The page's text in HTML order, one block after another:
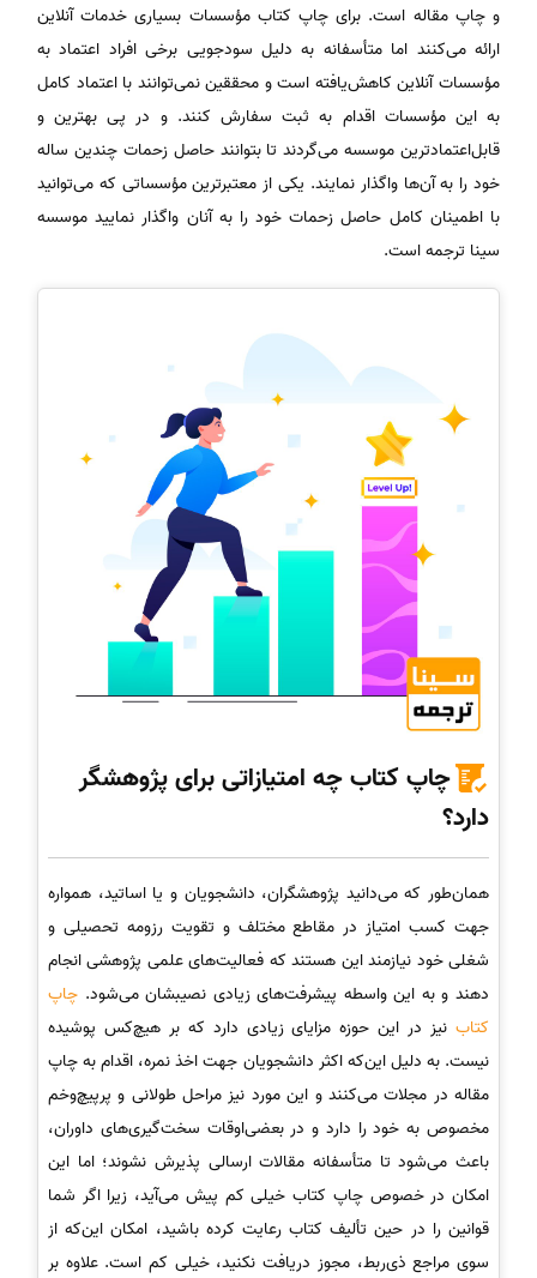
و چاپ مقاله است. برای چاپ کتاب مؤسسات بسیاری خدمات آنلاین
ارائه می‌کنند اما متأسفانه به دلیل سودجویی برخی افراد اعتماد به
مؤسسات آنلاین کاهش‌یافته است و محققین نمی‌توانند با اعتماد کامل
به این مؤسسات اقدام به ثبت سفارش کنند. و در پی بهترین و
قابل‌اعتمادترین موسسه می‌گردند تا بتوانند حاصل زحمات چندین ساله
خود را به آن‌ها واگذار نمایند. یکی از معتبرترین مؤسساتی که می‌توانید
با اطمینان کامل حاصل زحمات خود را به آنان واگذار نمایید موسسه
سینا ترجمه است.
چاپ کتاب چه امتیازاتی برای پژوهشگر
دارد؟
همان‌طور که می‌دانید پژوهشگران، دانشجویان و یا اساتید، همواره
جهت کسب امتیاز در مقاطع مختلف و تقویت رزومه تحصیلی و
شغلی خود نیازمند این هستند که فعالیت‌های علمی پژوهشی انجام
دهند و به این واسطه پیشرفت‌های زیادی نصیبشان می‌شود. چاپ
کتاب نیز در این حوزه مزایای زیادی دارد که بر هیچ‌کس پوشیده
نیست. به دلیل این‌که اکثر دانشجویان جهت اخذ نمره، اقدام به چاپ
مقاله در مجلات می‌کنند و این مورد نیز مراحل طولانی و پرپیچ‌وخم
مخصوص به خود را دارد و در بعضی‌اوقات سخت‌گیری‌های داوران،
باعث می‌شود تا متأسفانه مقالات ارسالی پذیرش نشوند؛ اما این
امکان در خصوص چاپ کتاب خیلی کم پیش می‌آید، زیرا اگر شما
قوانین را در حین تألیف کتاب رعایت کرده باشید، امکان این‌که از
سوی مراجع ذی‌ربط، مجوز دریافت نکنید، خیلی کم است. علاوه بر